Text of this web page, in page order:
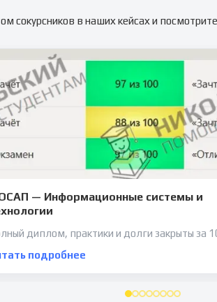
сокурсников в наших кейсах и
— Информационные системы и
диплом, практики и долги закрыты за
подробнее